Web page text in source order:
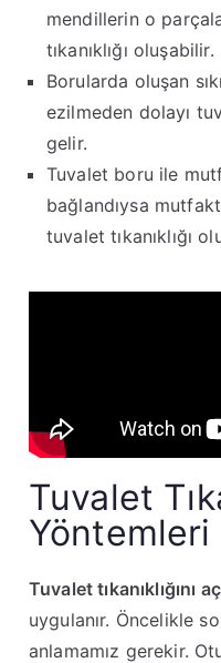
mendillerin o
tıkanıklığı oluşabilir.
Borularda oluşan
ezilmeden dolayı
gelir.
Tuvalet boru ile
bağlandıysa
tuvalet tıkanıklığı
Tuvalet
Yöntemleri
Tuvalet tıkanıklığını
uygulanır. Öncelikle
anlamamız gerekir.